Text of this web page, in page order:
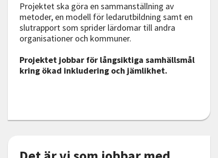
Projektet ska göra en sammanställning av
metoder, en modell för ledarutbildning samt en
slutrapport som sprider lärdomar till andra
organisationer och kommuner.
Projektet jobbar för långsiktiga samhällsmål
kring ökad inkludering och jämlikhet.